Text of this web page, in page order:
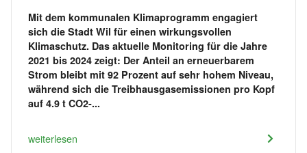
Mit dem kommunalen Klimaprogramm engagiert
sich die Stadt Wil für einen wirkungsvollen
Klimaschutz. Das aktuelle Monitoring für die Jahre
2021 bis 2024 zeigt: Der Anteil an erneuerbarem
Strom bleibt mit 92 Prozent auf sehr hohem Niveau,
während sich die Treibhausgasemissionen pro Kopf
auf 4.9 t CO2-...
weiterlesen